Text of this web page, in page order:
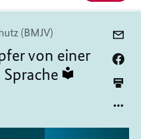
(BMJV)
von einer